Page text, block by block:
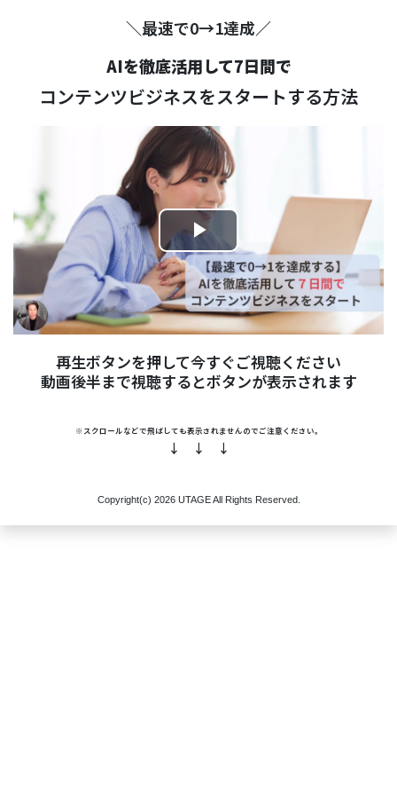
＼最速で0→1達成／
AIを徹底活用して7日間で
コンテンツビジネスをスタートする方法
Play
Video
再生ボタンを押して今すぐご視聴ください
動画後半まで視聴するとボタンが表示されます
※スクロールなどで飛ばしても表示されませんのでご注意ください。
↓ ↓ ↓
Copyright(c) 2026 UTAGEAll Rights Reserved.